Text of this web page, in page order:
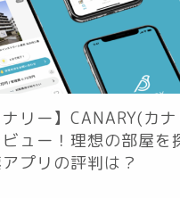
ナリー】CANARY(カ
ュー！理想の部屋を
プリの評判は？